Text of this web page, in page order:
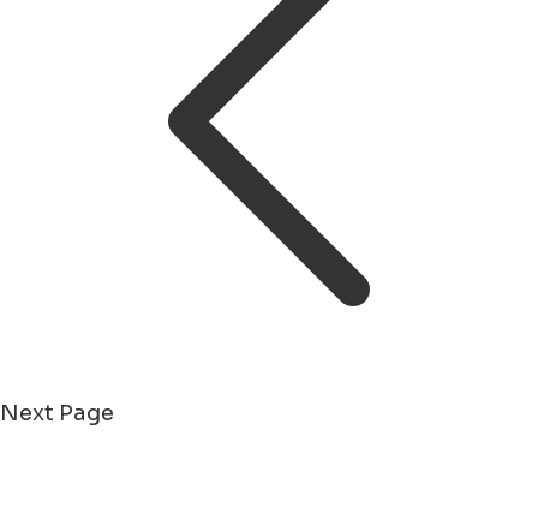
Next Page